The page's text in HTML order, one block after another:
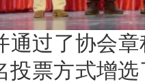
通过了协会
投票方式增